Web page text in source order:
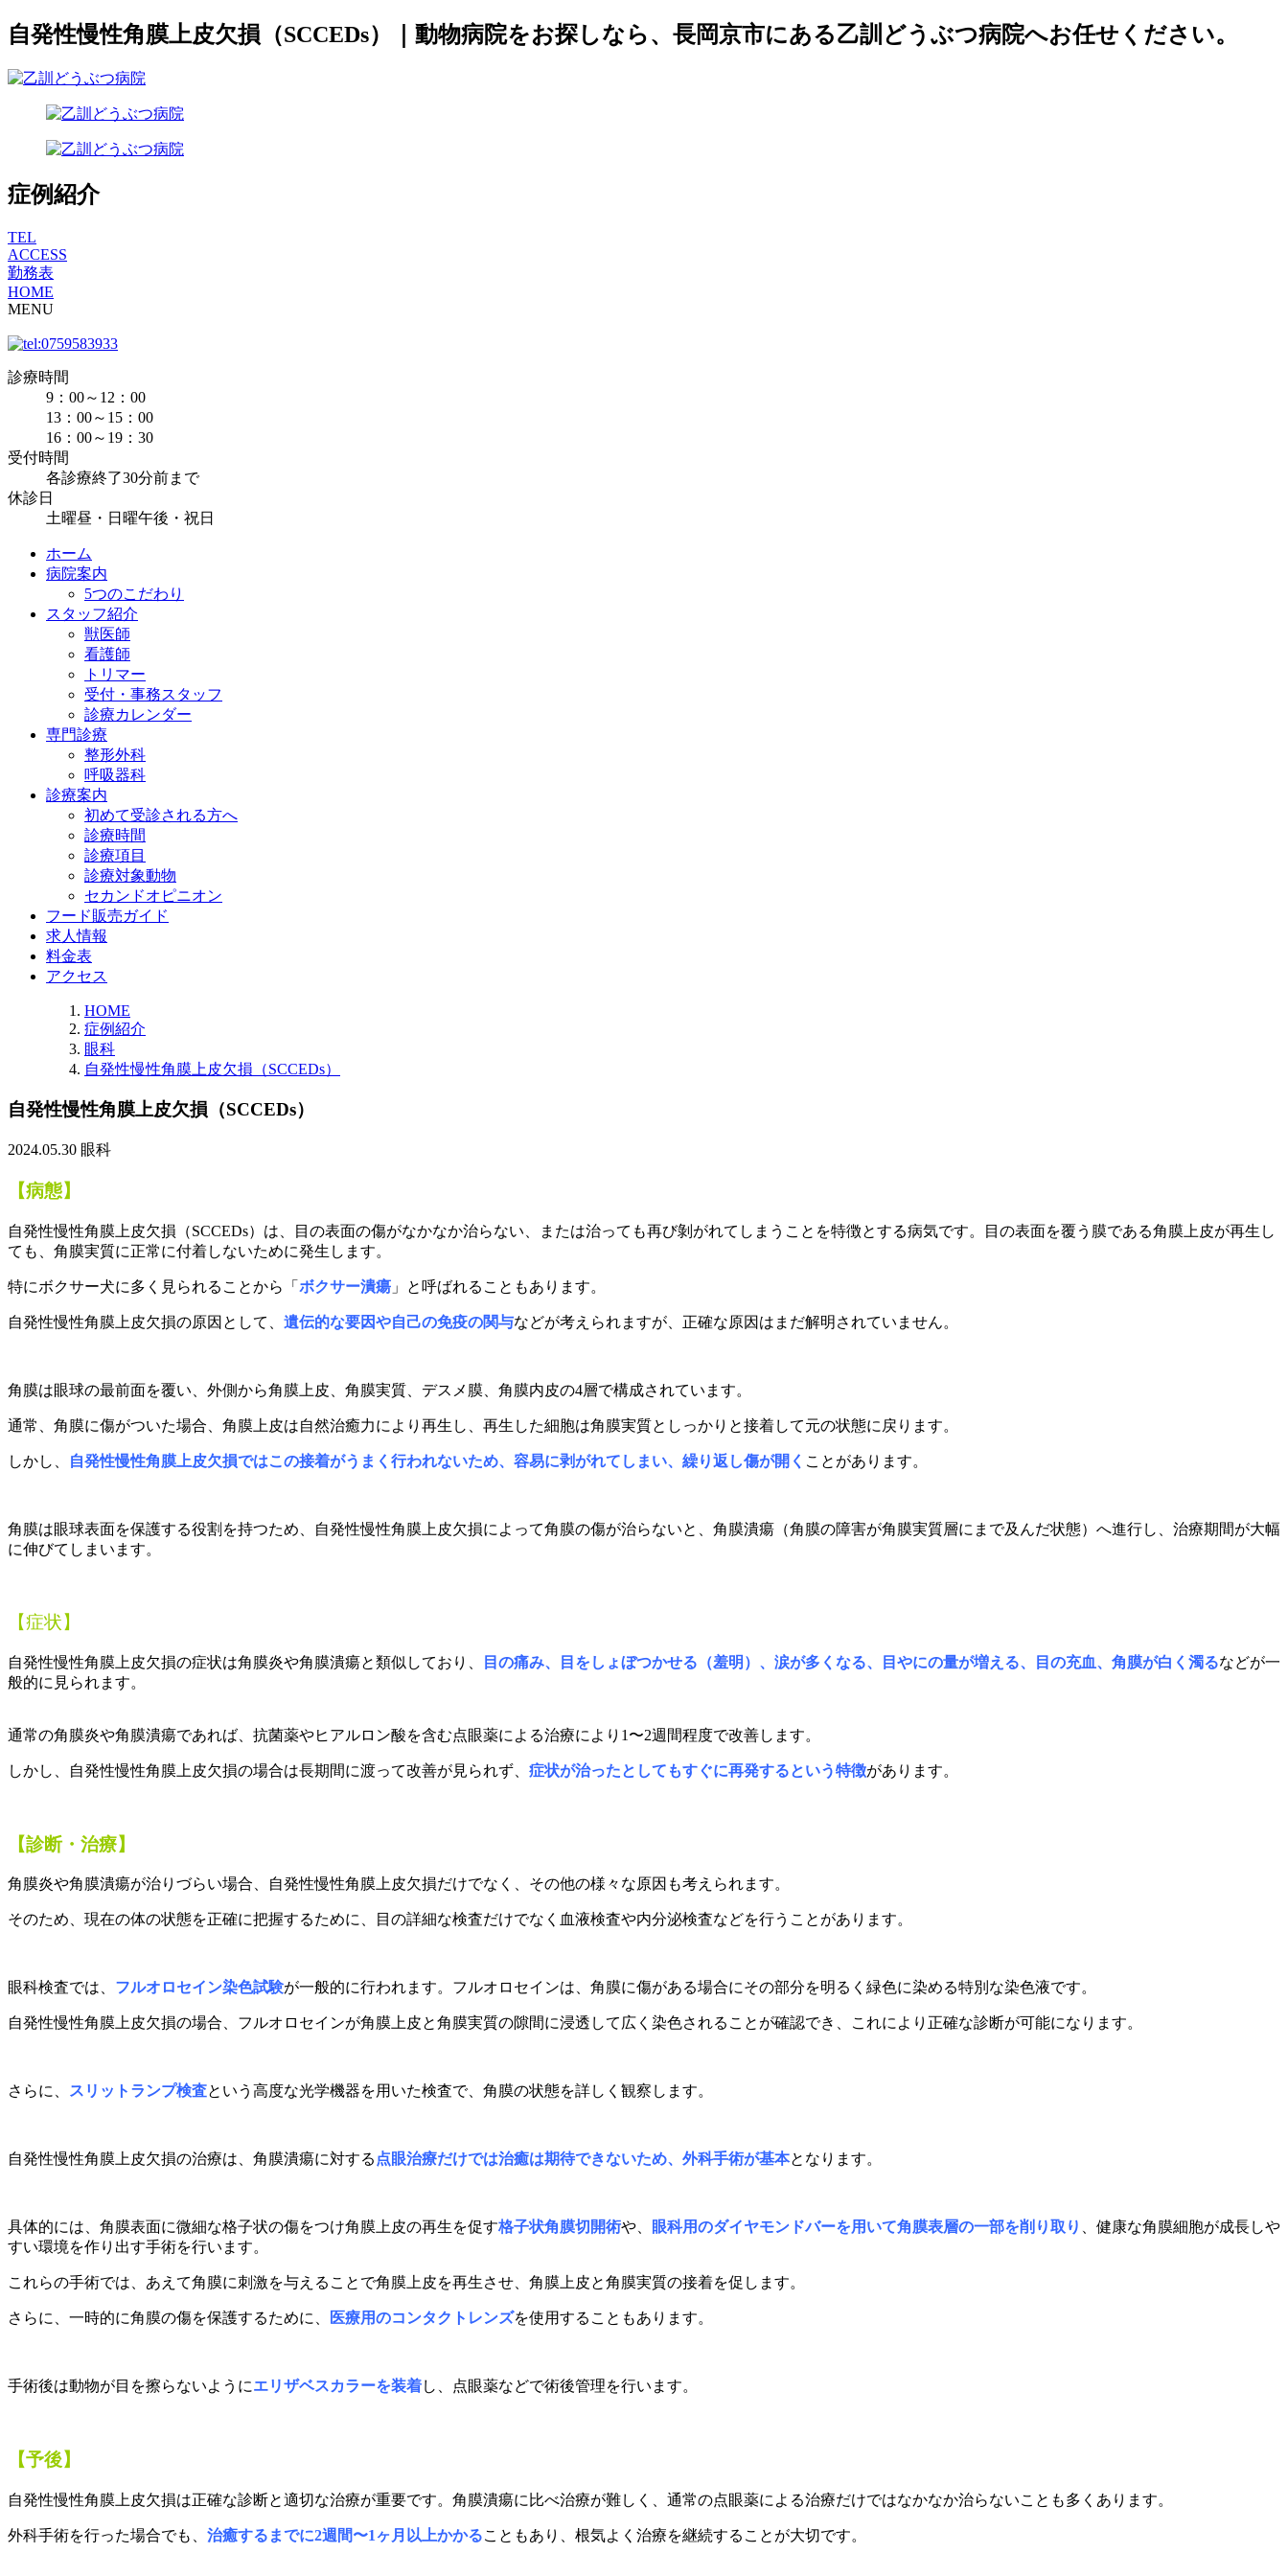
自発性慢性角膜上皮欠損（SCCEDs）｜動物病院をお探しなら、長岡京市にある乙訓どうぶつ病院へお任せください。
症例紹介
TEL
ACCESS
勤務表
HOME
MENU
診療時間
9：00～12：00
13：00～15：00
16：00～19：30
受付時間
各診療終了30分前まで
休診日
土曜昼・日曜午後・祝日
ホーム
病院案内
5つのこだわり
スタッフ紹介
獣医師
看護師
トリマー
受付・事務スタッフ
診療カレンダー
専門診療
整形外科
呼吸器科
診療案内
初めて受診される方へ
診療時間
診療項目
診療対象動物
セカンドオピニオン
フード販売ガイド
求人情報
料金表
アクセス
HOME
症例紹介
眼科
自発性慢性角膜上皮欠損（SCCEDs）
自発性慢性角膜上皮欠損（SCCEDs）
2024.05.30 眼科
【病態】
自発性慢性角膜上皮欠損（SCCEDs）は、目の表面の傷がなかなか治らない、または治っても再び剝がれてしまうことを特徴とする病気です。目の表面を覆う膜である角膜上皮が再生し
ても、角膜実質に正常に付着しないために発生します。
特にボクサー犬に多く見られることから「 ボクサー潰瘍 」と呼ばれることもあります。
自発性慢性角膜上皮欠損の原因として、 遺伝的な要因や自己の免疫の関与などが考えられますが、 正確な原因はまだ解明されていません。
角膜は眼球の最前面を覆い、 外側から角膜上皮、角膜実質、デスメ膜、角膜内皮の4層で構成されています。
通常、角膜に傷がついた場合、角膜上皮は自然治癒力により再生し、再生した細胞は角膜実質としっかりと接着して元の状態に戻ります。
しかし、 自発性慢性角膜上皮欠損ではこの接着がうまく行われないため、容易に剥がれてしまい、繰り返し傷が開く ことがあります。
角膜は眼球表面を保護する役割を持つため、自発性慢性角膜上皮欠損によって角膜の傷が治らないと、角膜潰瘍（角膜の障害が角膜実質層にまで及んだ状態）へ進行し、治療期間が大幅
に伸びてしまいます。
【症状】
自発性慢性角膜上皮欠損の症状は角膜炎や角膜潰瘍と類似しており、 目の痛み、目をしょぼつかせる（羞明）、涙が多くなる、目やにの量が増える、目の充血、角膜が白く濁るなどが一
般的に見られます。
通常の角膜炎や角膜潰瘍であれば、 抗菌薬やヒアルロン酸を含む点眼薬による治療により1〜2週間程度で改善します。
しかし、 自発性慢性角膜上皮欠損の場合は長期間に渡って改善が見られず、 症状が治ったとしてもすぐに再発するという特徴があります。
【診断・治療】
角膜炎や角膜潰瘍が治りづらい場合、自発性慢性角膜上皮欠損だけでなく、その他の様々な原因も考えられます。
そのため、現在の体の状態を正確に把握するために、目の詳細な検査だけでなく血液検査や内分泌検査などを行うことがあります。
眼科検査では、 フルオロセイン染色試験が一般的に行われます。フルオロセインは、角膜に傷がある場合にその部分を明るく緑色に染める特別な染色液です。
自発性慢性角膜上皮欠損の場合、フルオロセインが角膜上皮と角膜実質の隙間に浸透して広く染色されることが確認でき、これにより正確な診断が可能になります。
さらに、 スリットランプ検査という高度な光学機器を用いた検査で、角膜の状態を詳しく観察します。
自発性慢性角膜上皮欠損の治療は、角膜潰瘍に対する 点眼治療だけでは治癒は期待できないため、外科手術が基本となります。
具体的には、 角膜表面に微細な格子状の傷をつけ角膜上皮の再生を促す格子状角膜切開術や、 眼科用のダイヤモンドバーを用いて角膜表層の一部を削り取り
、健康な角膜細胞が成長しや
すい環境を作り出す手術を行います。
これらの手術では、あえて角膜に刺激を与えることで角膜上皮を再生させ、角膜上皮と角膜実質の接着を促します。
さらに、 一時的に角膜の傷を保護するために、 医療用のコンタクトレンズを使用することもあります。
手術後は動物が目を擦らないようにエリザベスカラーを装着し、点眼薬などで術後管理を行います。
【予後】
自発性慢性角膜上皮欠損は正確な診断と適切な治療が重要です。 角膜潰瘍に比べ治療が難しく、 通常の点眼薬による治療だけではなかなか治らないことも多くあります。
外科手術を行った場合でも、 治癒するまでに2週間〜1ヶ月以上かかることもあり、根気よく治療を継続することが大切です。